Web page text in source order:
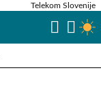
Telekom Slovenije